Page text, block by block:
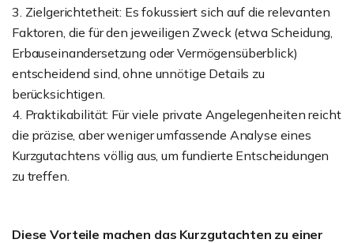
3. Zielgerichtetheit: Es fokussiert sich auf die relevanten
Faktoren, die für den jeweiligen Zweck (etwa Scheidung,
Erbauseinandersetzung oder Vermögensüberblick)
entscheidend sind, ohne unnötige Details zu
berücksichtigen.
4. Praktikabilität: Für viele private Angelegenheiten reicht
die präzise, aber weniger umfassende Analyse eines
Kurzgutachtens völlig aus, um fundierte Entscheidungen
zu treffen.
Diese Vorteile machen das Kurzgutachten zu einer